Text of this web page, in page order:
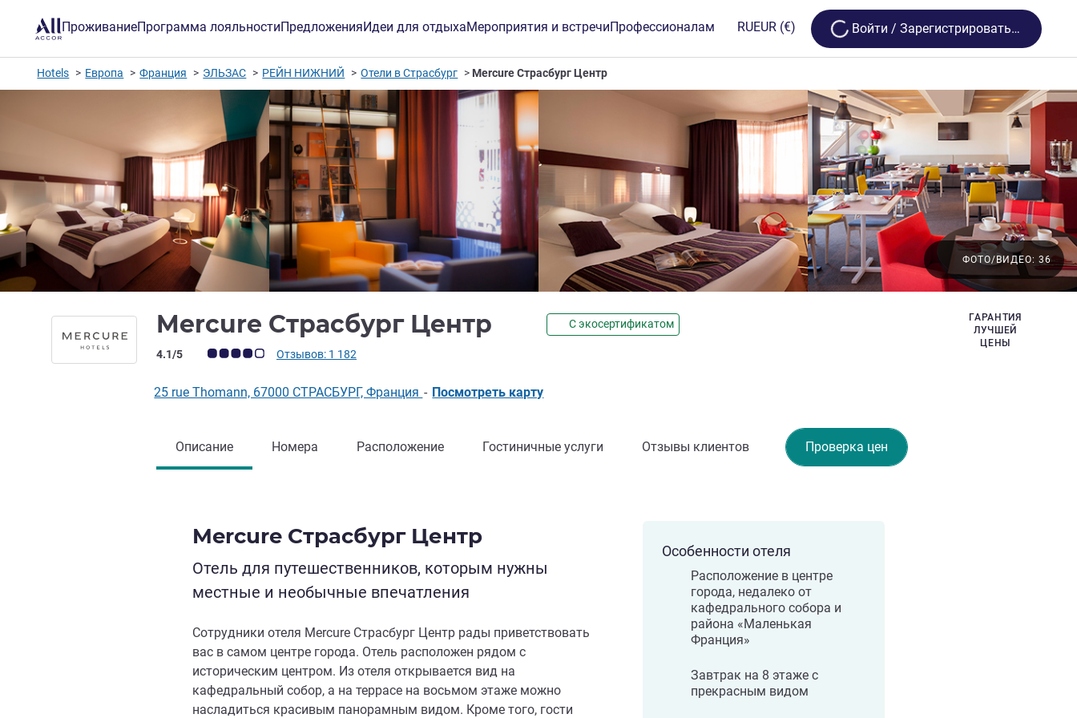
ПроживаниеПрограмма лояльностиПредложенияИдеи для отдыхаМероприятия и встречиПрофессионалам RUEUR (€) Loading...
Bойти / Зарегистрироваться
Hotels Европа Франция ЭЛЬЗАС РЕЙН НИЖНИЙ Отели в Страсбург Mercure Страсбург Центр
Mercure Страсбург Центр 4 звездыС экосертификатом
Примечание: отзывы клиентов (Рейтинг ALL)
4.1/5 Отзывов: 1 182
ГАРАНТИЯ
ЛУЧШЕЙ
ЦЕНЫ
ФОТО/ВИДЕО: 36
25 rue Thomann, 67000 СТРАСБУРГ, Франция - Посмотреть карту
Проверка цен
Описание Номера Расположение Гостиничные услуги Отзывы клиентов
Mercure Страсбург Центр
Отель для путешественников, которым нужны
местные и необычные впечатления
Сотрудники отеля Mercure Страсбург Центр рады приветствовать
вас в самом центре города. Отель расположен рядом с
историческим центром. Из отеля открывается вид на
кафедральный собор, а на террасе на восьмом этаже можно
насладиться красивым панорамным видом. Кроме того, гости
Особенности отеля
Расположение в центре
города, недалеко от
кафедрального собора и
района «Маленькая
Франция»
Завтрак на 8 этаже с
прекрасным видом